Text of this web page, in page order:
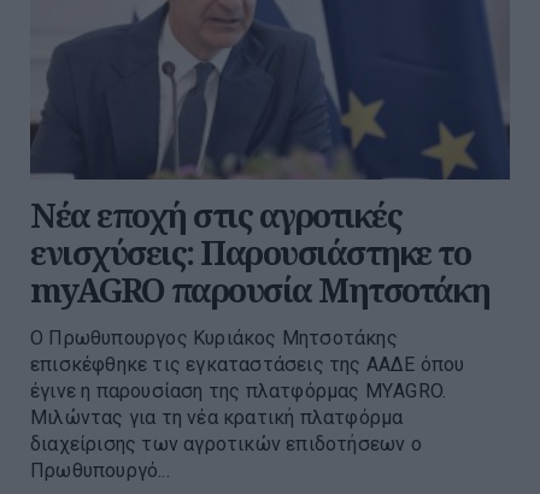
Νέα εποχή στις αγροτικές
ενισχύσεις: Παρουσιάστηκε το
myAGRO παρουσία Μητσοτάκη
O Πρωθυπουργος Κυριάκος Μητσοτάκης
επισκέφθηκε τις εγκαταστάσεις της ΑΑΔΕ όπου
έγινε η παρουσίαση της πλατφόρμας ΜΥAGRO.
Μιλώντας για τη νέα κρατική πλατφόρμα
διαχείρισης των αγροτικών επιδοτήσεων ο
Πρωθυπουργό...